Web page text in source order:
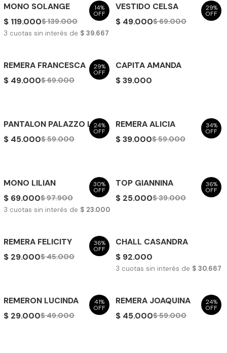
14%
OFF
MONO SOLANGE
$ 119.000$ 139.000
3 cuotas sin interés de $ 39.667
29%
OFF
VESTIDO CELSA
$ 49.000$ 69.000
29%
OFF
REMERA FRANCESCA
$ 49.000$ 69.000
CAPITA AMANDA
$ 39.000
24%
OFF
PANTALON PALAZZO LUPE
$ 45.000$ 59.000
34%
OFF
REMERA ALICIA
$ 39.000$ 59.000
30%
OFF
MONO LILIAN
$ 69.000$ 97.900
3 cuotas sin interés de $ 23.000
36%
OFF
TOP GIANNINA
$ 25.000$ 39.000
36%
OFF
REMERA FELICITY
$ 29.000$ 45.000
CHALL CASANDRA
$ 92.000
3 cuotas sin interés de $ 30.667
41%
OFF
REMERON LUCINDA
$ 29.000$ 49.000
24%
OFF
REMERA JOAQUINA
$ 45.000$ 59.000